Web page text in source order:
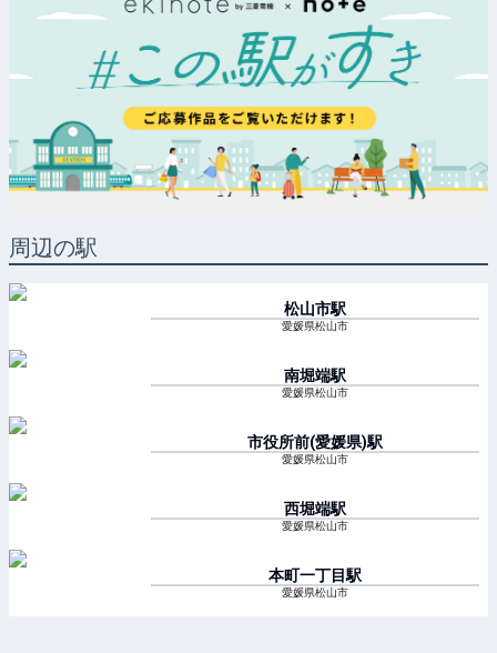
周辺の駅
松山市駅
愛媛県松山市
南堀端駅
愛媛県松山市
市役所前(愛媛県)駅
愛媛県松山市
西堀端駅
愛媛県松山市
本町一丁目駅
愛媛県松山市